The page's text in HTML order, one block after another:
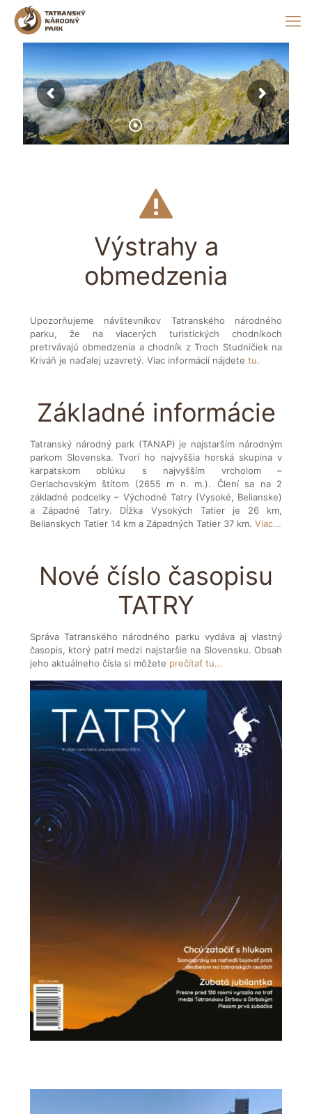
Výstrahy a
obmedzenia
Upozorňujeme návštevníkov Tatranského národného
parku, že na viacerých turistických chodníkoch
pretrvávajú obmedzenia a chodník z Troch Studničiek na
Kriváň je naďalej uzavretý. Viac informácií nájdete tu.
Základné informácie
Tatranský národný park (TANAP) je najstarším národným
parkom Slovenska. Tvorí ho najvyššia horská skupina v
karpatskom oblúku s najvyšším vrcholom –
Gerlachovským štítom (2655 m n. m.). Člení sa na 2
základné podcelky – Východné Tatry (Vysoké, Belianske)
a Západné Tatry. Dĺžka Vysokých Tatier je 26 km,
Belianskych Tatier 14 km a Západných Tatier 37 km. Viac...
Nové číslo časopisu
TATRY
Správa Tatranského národného parku vydáva aj vlastný
časopis, ktorý patrí medzi najstaršie na Slovensku. Obsah
jeho aktuálneho čísla si môžete prečítať tu...